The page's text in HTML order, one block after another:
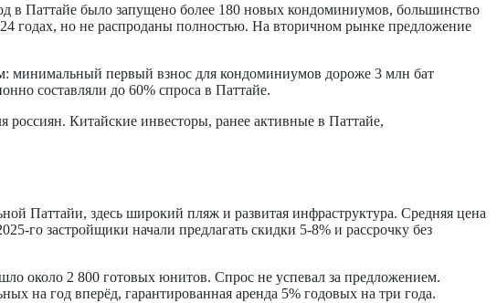
в Паттайе было запущено более 180 новых кондоминиумов, большинство
годах, но не распроданы полностью. На вторичном рынке предложение
минимальный первый взнос для кондоминиумов дороже 3 млн бат
составляли до 60% спроса в Паттайе.
россиян. Китайские инвесторы, ранее активные в Паттайе,
Паттайи, здесь широкий пляж и развитая инфраструктура. Средняя цена
го застройщики начали предлагать скидки 5-8% и рассрочку без
около 2 800 готовых юнитов. Спрос не успевал за предложением.
на год вперёд, гарантированная аренда 5% годовых на три года.